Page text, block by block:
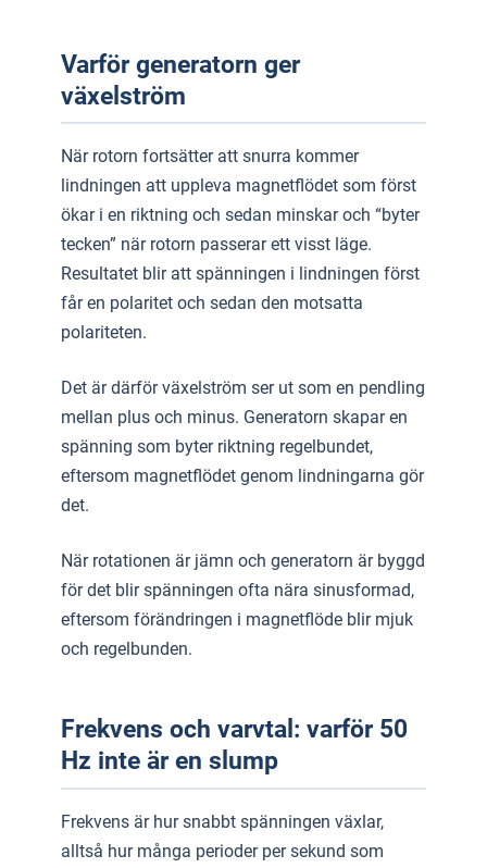
Varför generatorn ger
växelström
När rotorn fortsätter att snurra kommer
lindningen att uppleva magnetflödet som först
ökar i en riktning och sedan minskar och “byter
tecken” när rotorn passerar ett visst läge.
Resultatet blir att spänningen i lindningen först
får en polaritet och sedan den motsatta
polariteten.
Det är därför växelström ser ut som en pendling
mellan plus och minus. Generatorn skapar en
spänning som byter riktning regelbundet,
eftersom magnetflödet genom lindningarna gör
det.
När rotationen är jämn och generatorn är byggd
för det blir spänningen ofta nära sinusformad,
eftersom förändringen i magnetflöde blir mjuk
och regelbunden.
Frekvens och varvtal: varför 50
Hz inte är en slump
Frekvens är hur snabbt spänningen växlar,
alltså hur många perioder per sekund som